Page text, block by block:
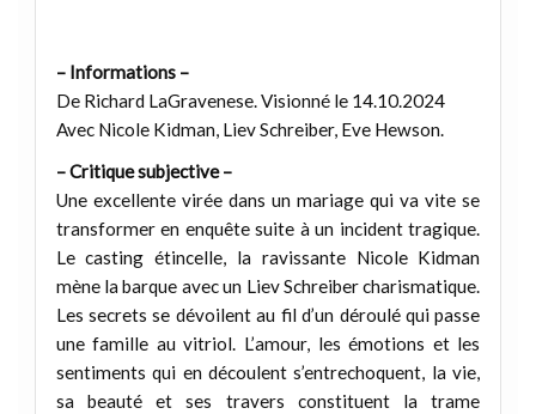
– Informations –
De Richard LaGravenese. Visionné le 14.10.2024
Avec Nicole Kidman, Liev Schreiber, Eve Hewson.
– Critique subjective –
Une excellente virée dans un mariage qui va vite se
transformer en enquête suite à un incident tragique.
Le casting étincelle, la ravissante Nicole Kidman
mène la barque avec un Liev Schreiber charismatique.
Les secrets se dévoilent au fil d’un déroulé qui passe
une famille au vitriol. L’amour, les émotions et les
sentiments qui en découlent s’entrechoquent, la vie,
sa beauté et ses travers constituent la trame